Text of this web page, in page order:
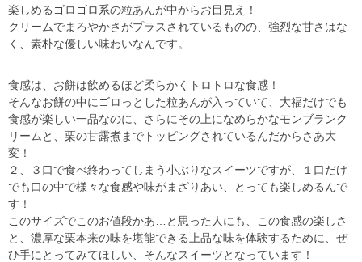
楽しめるゴロゴロ系の粒あんが中からお目見え！
クリームでまろやかさがプラスされているものの、強烈な甘さはな
く、素朴な優しい味わいなんです。
食感は、お餅は飲めるほど柔らかくトロトロな食感！
そんなお餅の中にゴロっとした粒あんが入っていて、大福だけでも
食感が楽しい一品なのに、さらにその上になめらかなモンブランク
リームと、栗の甘露煮までトッピングされているんだからさあ大
変！
２、３口で食べ終わってしまう小ぶりなスイーツですが、１口だけ
でも口の中で様々な食感や味がまざりあい、とっても楽しめるんで
す！
このサイズでこのお値段かあ
と思った人にも、この食感の楽しさ
と、濃厚な栗本来の味を堪能できる上品な味を体験するために、ぜ
ひ手にとってみてほしい、そんなスイーツとなっています！